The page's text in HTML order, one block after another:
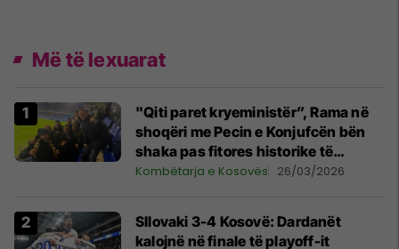
Më të lexuarat
"Qiti paret kryeministër”, Rama në
shoqëri me Pecin e Konjufcën bën
shaka pas fitores historike të
Kosovës
Kombëtarja e Kosovës 26/03/2026
Sllovaki 3-4 Kosovë: Dardanët
kalojnë në finale të playoff-it